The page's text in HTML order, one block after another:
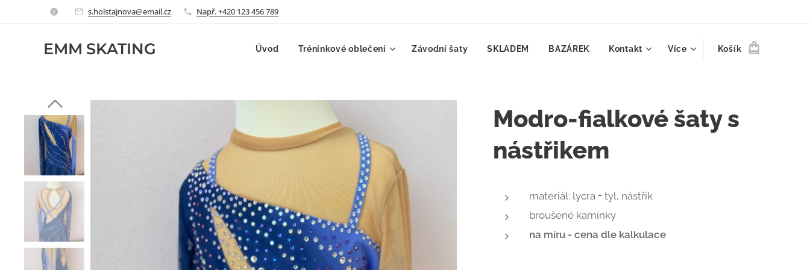
s.holstajnova@email.cz Např. +420 123 456 789
EMM SKATING Úvod Tréninkové oblečení Závodní šaty SKLADEM BAZÁREK Kontakt Více Košík
Modro-fialkové šaty s
nástřikem
materiál: lycra + tyl, nástřik
broušené kamínky
na míru - cena dle kalkulace